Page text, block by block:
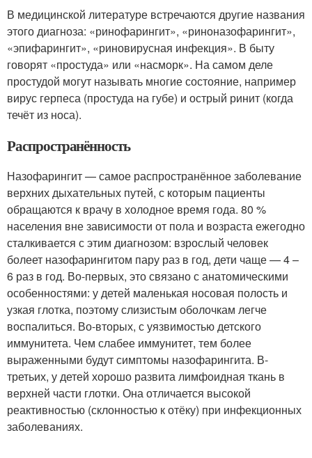
В медицинской литературе встречаются другие названия
этого диагноза: «ринофарингит», «риноназофарингит»,
«эпифарингит», «риновирусная инфекция». В быту
говорят «простуда» или «насморк». На самом деле
простудой могут называть многие состояние, например
вирус герпеса (простуда на губе) и острый ринит (когда
течёт из носа).
Распространённость
Назофарингит — самое распространённое заболевание
верхних дыхательных путей, с которым пациенты
обращаются к врачу в холодное время года. 80 %
населения вне зависимости от пола и возраста ежегодно
сталкивается с этим диагнозом: взрослый человек
болеет назофарингитом пару раз в год, дети чаще — 4 –
6 раз в год. Во-первых, это связано с анатомическими
особенностями: у детей маленькая носовая полость и
узкая глотка, поэтому слизистым оболочкам легче
воспалиться. Во-вторых, с уязвимостью детского
иммунитета. Чем слабее иммунитет, тем более
выраженными будут симптомы назофарингита. В-
третьих, у детей хорошо развита лимфоидная ткань в
верхней части глотки. Она отличается высокой
реактивностью (склонностью к отёку) при инфекционных
заболеваниях.